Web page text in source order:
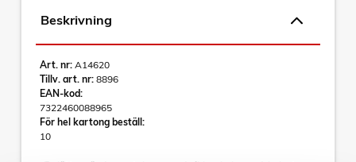
Beskrivning
Art. nr: A14620
Tillv. art. nr: 8896
EAN-kod:
7322460088965
För hel kartong beställ:
10